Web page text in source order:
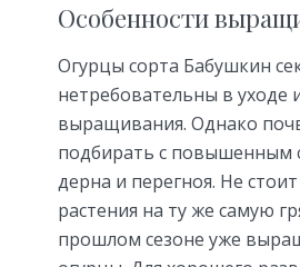
Особенности
Огурцы сорта Бабушкин
нетребовательны в уходе
выращивания. Однако
подбирать с повышенным
дерна и перегноя. Не
растения на ту же самую
прошлом сезоне уже